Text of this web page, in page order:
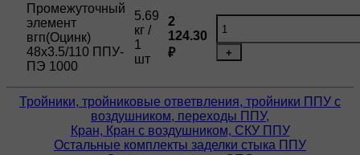
Промежуточный
элемент
вгп(Оцинк)
48х3.5/110 ППУ-
ПЭ 1000
5.69
кг /
1
шт
2
124.30
₽
+
Тройники, тройниковые ответвления, тройники ППУ с
воздушником, переходы ППУ,
Кран, Кран с воздушником, СКУ ППУ
Остальные комплекты заделки стыка ППУ